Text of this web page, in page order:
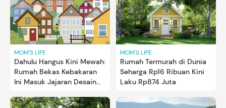
MOM'S LIFE
Dahulu Hangus Kini Mewah:
Rumah Bekas Kebakaran
Ini Masuk Jajaran Desain
MOM'S LIFE
Rumah Termurah di Dunia
Seharga Rp16 Ribuan Kini
Laku Rp874 Juta